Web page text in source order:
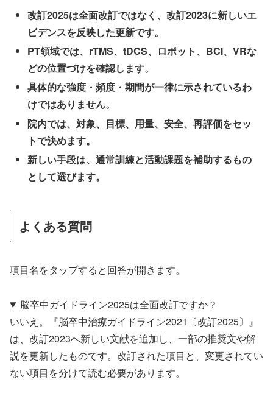
改訂2025は全面改訂ではなく、改訂2023に新しいエ
ビデンスを反映した更新です。
PT領域では、rTMS、tDCS、ロボット、BCI、VRな
どの位置づけを確認します。
具体的な強度・頻度・期間が一律に示されているわ
けではありません。
院内では、対象、目標、用量、安全、再評価をセッ
トで決めます。
新しい手段は、通常訓練と活動課題を補助するもの
として選びます。
よくある質問
項目名をタップすると回答が開きます。
脳卒中ガイドライン2025は全面改訂ですか？
いいえ。『脳卒中治療ガイドライン2021〔改訂2025〕』
は、改訂2023へ新しい文献を追加し、一部の推奨文や解
説を更新したものです。改訂された項目と、変更されてい
ない項目を分けて読む必要があります。